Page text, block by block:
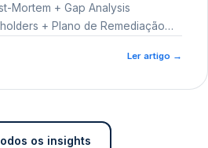
Mortem + Gap Analysis
+ Plano de Remediação
Ler artigo →
os insights